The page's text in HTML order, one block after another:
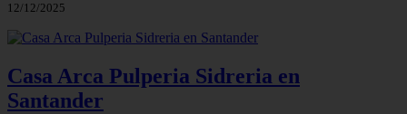
12/12/2025
Casa Arca Pulperia Sidreria en
Santander